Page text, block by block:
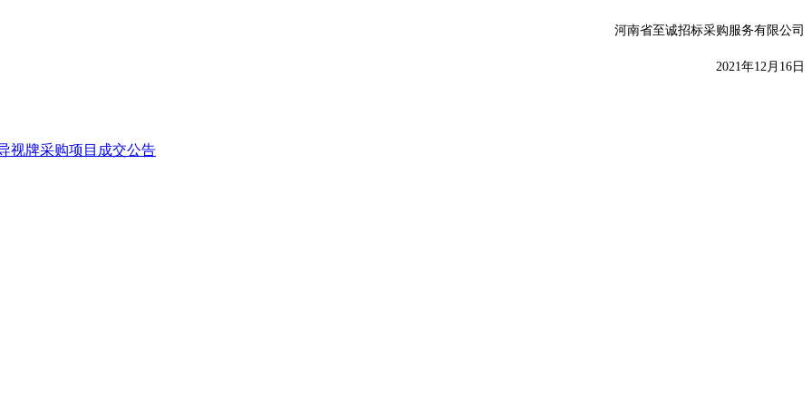
河南省至诚招标采购服务有限公司
2021年12月16日
视牌采购项目成交公告